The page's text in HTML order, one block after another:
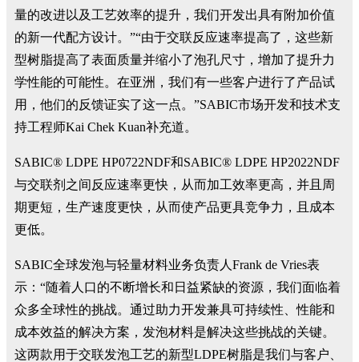
量的改进以及工艺效率的提升，我们开发出具有附加价值
的新一代配方设计。”“由于交联反应速率提高了，这些新
型树脂提高了表面质量并缩小了泡孔尺寸，增加了提升力
学性能的可能性。在亚洲，我们有一些客户进行了产品试
用，他们的反馈证实了这一点。”SABIC市场开发和技术支
持工程师Kai Chek Kuan补充道。
SABIC® LDPE HP0722NDF和SABIC® LDPE HP2022NDF
与交联剂之间反应速率更快，从而加工效率更高，并且周
期更短，生产速度更快，从而使产品更具竞争力，且成本
更低。
SABIC全球发泡与轻量材料业务负责人Frank de Vries表
示：“随着人口的不断增长和日益紧缺的资源，我们面临着
众多全球性的挑战。通过助力开发兼具可持续性、性能和
成本效益的解决方案，发泡材料是解决这些挑战的关键。
这两款用于交联发泡工艺的新型LDPE树脂是我们与客户、